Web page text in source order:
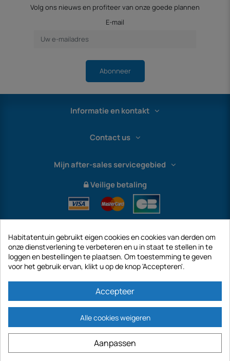
Volg ons nieuws en profiteer van onze goede plannen
E-mail
Abonneer
Informatie en kontakt
Contact us
Mijn after-sales servicegebied
Veilige betaling
International
https://www.habitatentuin.nl is een site van het bedrijf GECODIS SA met een
kapitaal van € 187.203,29, 32 Rue de Paradis - PARIJS 75010 (FRANKRIJK).
GECODIS.SA opgericht op 04/11/1998 is een dochteronderneming van ODAYA ​​​​
Habitatentuin gebruikt eigen cookies en cookies van derden om
onze dienstverlening te verbeteren en u in staat te stellen in te
loggen en bestellingen te plaatsen. Om toestemming te geven
voor het gebruik ervan, klikt u op de knop 'Accepteren'.
Accepteer
Alle cookies weigeren
Aanpassen